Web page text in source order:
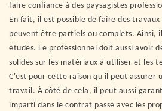
faire confiance à des paysagistes
En fait, il est possible de faire des
peuvent être partiels ou complets. Ainsi,
études. Le professionnel doit aussi avoir
solides sur les matériaux à utiliser et les
C'est pour cette raison qu'il peut assurer
travail. À côté de cela, il peut aussi
imparti dans le contrat passé avec les